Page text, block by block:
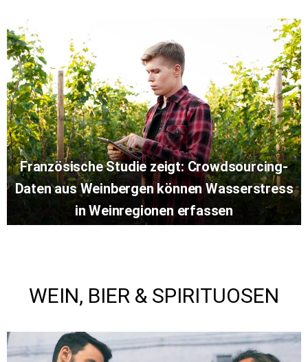
Französische Studie zeigt: Crowdsourcing-
Daten aus Weinbergen können Wasserstress
in Weinregionen erfassen
WEIN, BIER & SPIRITUOSEN